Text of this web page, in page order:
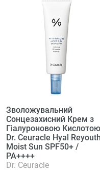
Зволожувальний
Сонцезахисний Крем з
Гіалуроновою Кислотою
Dr. Ceuracle Hyal Reyouth
Moist Sun SPF50+ /
PA++++
Dr. Ceuracle